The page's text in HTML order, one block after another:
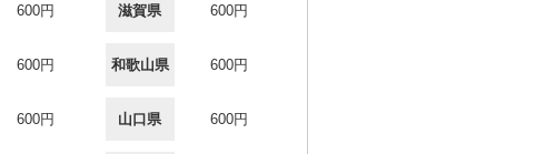
600円 滋賀県 600円
600円 和歌山県 600円
600円 山口県 600円